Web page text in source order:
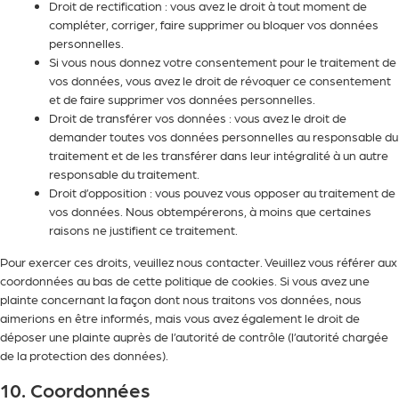
Droit de rectification : vous avez le droit à tout moment de
compléter, corriger, faire supprimer ou bloquer vos données
personnelles.
Si vous nous donnez votre consentement pour le traitement de
vos données, vous avez le droit de révoquer ce consentement
et de faire supprimer vos données personnelles.
Droit de transférer vos données : vous avez le droit de
demander toutes vos données personnelles au responsable du
traitement et de les transférer dans leur intégralité à un autre
responsable du traitement.
Droit d’opposition : vous pouvez vous opposer au traitement de
vos données. Nous obtempérerons, à moins que certaines
raisons ne justifient ce traitement.
Pour exercer ces droits, veuillez nous contacter. Veuillez vous référer aux
coordonnées au bas de cette politique de cookies. Si vous avez une
plainte concernant la façon dont nous traitons vos données, nous
aimerions en être informés, mais vous avez également le droit de
déposer une plainte auprès de l’autorité de contrôle (l’autorité chargée
de la protection des données).
10. Coordonnées